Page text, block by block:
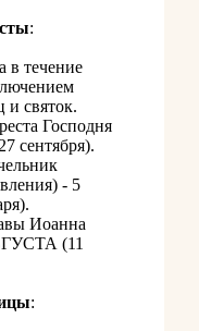
:
в течение
святок.
Господня
сентября).
- 5
Иоанна
(11
: